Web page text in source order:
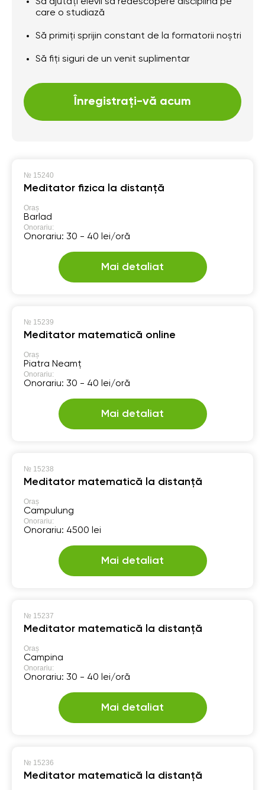
care o studiază
Să primiți sprijin constant de la formatorii noștri
Să fiți siguri de un venit suplimentar
Înregistrați-vă acum
№ 15240
Meditator fizica la distanță
Oraș
Barlad
Onorariu:
Onorariu: 30 - 40 lei/oră
Mai detaliat
№ 15239
Meditator matematică online
Oraș
Piatra Neamț
Onorariu:
Onorariu: 30 - 40 lei/oră
Mai detaliat
№ 15238
Meditator matematică la distanță
Oraș
Campulung
Onorariu:
Onorariu: 4500 lei
Mai detaliat
№ 15237
Meditator matematică la distanță
Oraș
Campina
Onorariu:
Onorariu: 30 - 40 lei/oră
Mai detaliat
№ 15236
Meditator matematică la distanță